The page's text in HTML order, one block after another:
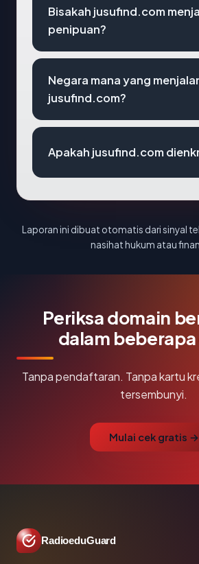
Bisakah jusufind.com
penipuan?
Negara mana yang
jusufind.com?
Apakah jusufind.com
Laporan ini dibuat otomatis dari sinyal
nasihat hukum atau
Periksa domain
dalam
Tanpa pendaftaran. Tanpa kartu
tersembunyi.
Mulai cek gratis →
RadioeduGuard